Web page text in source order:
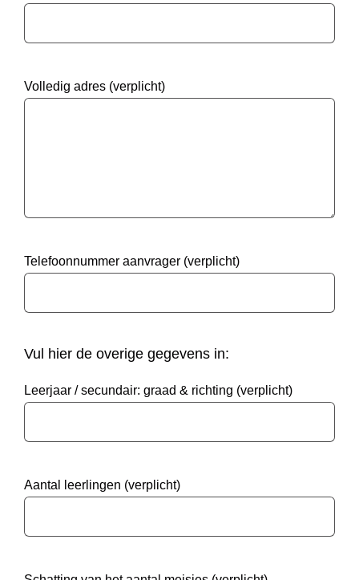
Volledig adres (verplicht)
Telefoonnummer aanvrager (verplicht)
Vul hier de overige gegevens in:
Leerjaar / secundair: graad & richting (verplicht)
Aantal leerlingen (verplicht)